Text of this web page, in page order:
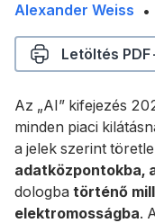
Alexander Weiss •
Letöltés
Az „AI” kifejezés
minden piaci
a jelek szerint
adatközpontokba,
dologba történő
elektromosságba.